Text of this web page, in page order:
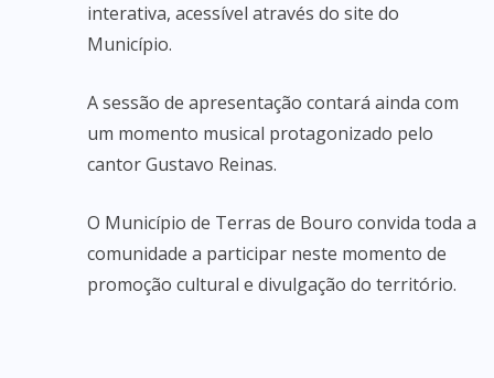
interativa, acessível através do site do
Município.
A sessão de apresentação contará ainda com
um momento musical protagonizado pelo
cantor Gustavo Reinas.
O Município de Terras de Bouro convida toda a
comunidade a participar neste momento de
promoção cultural e divulgação do território.